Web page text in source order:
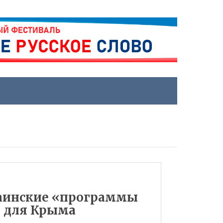
«программы
для Крыма